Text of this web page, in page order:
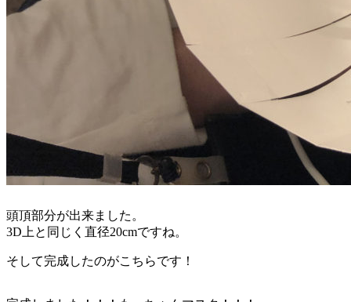
頭頂部分が出来ました。
3D上と同じく直径20cmですね。
そして完成したのがこちらです！